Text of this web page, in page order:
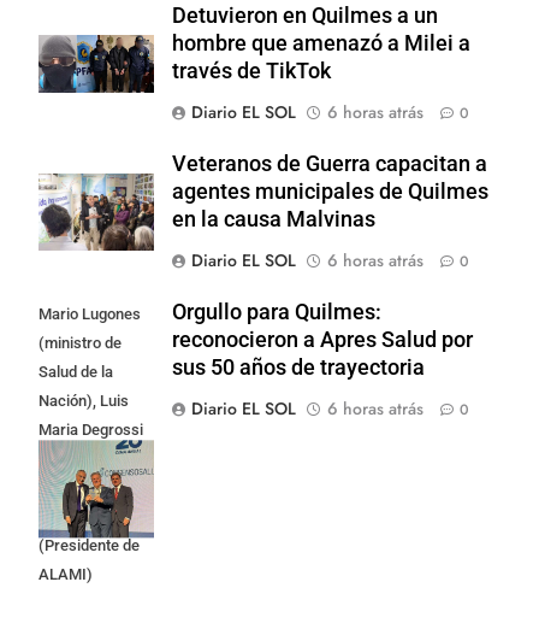
Detuvieron en Quilmes a un
hombre que amenazó a Milei a
través de TikTok
Diario EL SOL
6 horas atrás 0
Veteranos de Guerra capacitan a
agentes municipales de Quilmes
en la causa Malvinas
Diario EL SOL
6 horas atrás 0
Mario Lugones
(ministro de
Salud de la
Nación), Luis
Maria Degrossi
(Presidente de
Apres Salud) y
Cristian Mazza
(Presidente de
ALAMI)
Orgullo para Quilmes:
reconocieron a Apres Salud por
sus 50 años de trayectoria
Diario EL SOL
6 horas atrás 0